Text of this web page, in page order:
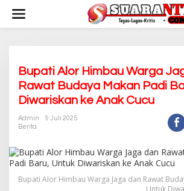
w
Bupati Alor Himbau Warga
Rawat Budaya Makan Padi
Diwariskan ke Anak Cucu
Admin
9 Juli 2025
Berita
Bupati Alor Himbau Warga Jaga dan Rawat
Untuk